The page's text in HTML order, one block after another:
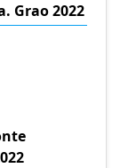
Grao 2022